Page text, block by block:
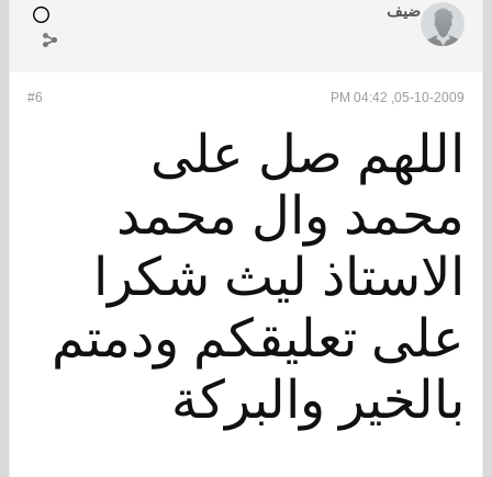
ضيف
#6 05-10-2009, 04:42 PM
اللهم صل على
محمد وال محمد
الاستاذ ليث شكرا
على تعليقكم ودمتم
بالخير والبركة